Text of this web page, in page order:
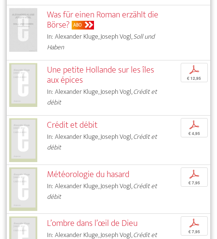
Was für einen Roman erzählt die
Börse? ABO
In: Alexander Kluge, Joseph Vogl,Soll und
Haben
Une petite Hollande sur les îles
aux épices
In: Alexander Kluge, Joseph Vogl,Crédit et
débit
p
€ 12,95
Crédit et débit
In: Alexander Kluge, Joseph Vogl,Crédit et
débit
p
€ 4,95
Météorologie du hasard
In: Alexander Kluge, Joseph Vogl,Crédit et
débit
p
€ 7,95
L’ombre dans l’œil de Dieu
In: Alexander Kluge, Joseph Vogl,Crédit et
p
€ 7,95